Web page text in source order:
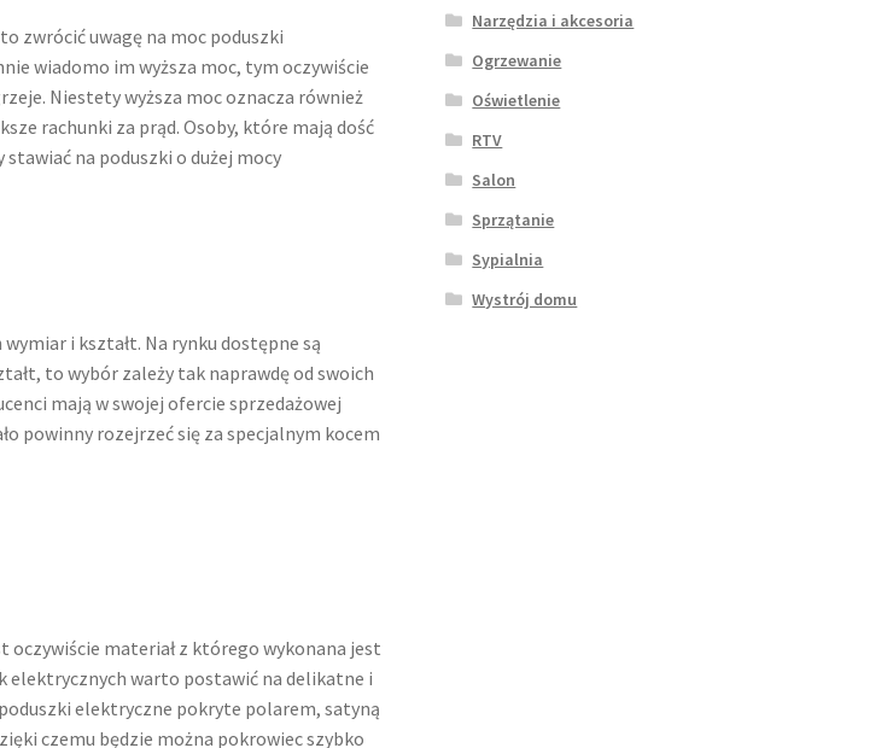
zwrócić uwagę na moc poduszki
wiadomo im wyższa moc, tym oczywiście
Niestety wyższa moc oznacza również
rachunki za prąd. Osoby, które mają dość
na poduszki o dużej mocy
i kształt. Na rynku dostępne są
to wybór zależy tak naprawdę od swoich
mają w swojej ofercie sprzedażowej
powinny rozejrzeć się za specjalnym kocem
materiał z którego wykonana jest
elektrycznych warto postawić na delikatne i
elektryczne pokryte polarem, satyną
czemu będzie można pokrowiec szybko
Narzędzia i akcesoria
Ogrzewanie
Oświetlenie
RTV
Salon
Sprzątanie
Sypialnia
Wystrój domu